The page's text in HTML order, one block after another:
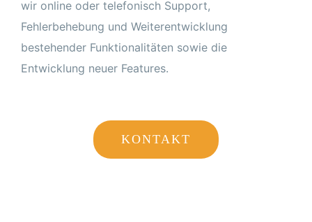
wir online oder telefonisch Support,
Fehlerbehebung und Weiterentwicklung
bestehender Funktionalitäten sowie die
Entwicklung neuer Features.
KONTAKT